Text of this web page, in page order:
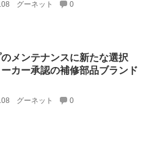
グーネット 0
メンテナンスに新たな選択
カー承認の補修部品ブランド
グーネット 0